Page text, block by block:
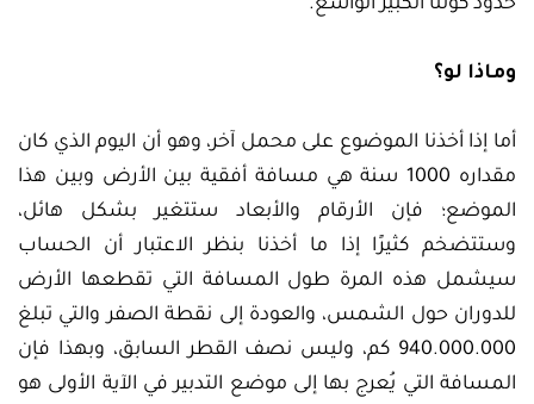
وماذا لو؟
أما إذا أخذنا الموضوع على محمل آخر، وهو أن اليوم الذي كان
مقداره 1000 سنة هي مسافة أفقية بين الأرض وبين هذا
الموضع؛ فإن الأرقام والأبعاد ستتغير بشكل هائل،
وستتضخم كثيرًا إذا ما أخذنا بنظر الاعتبار أن الحساب
سيشمل هذه المرة طول المسافة التي تقطعها الأرض
للدوران حول الشمس، والعودة إلى نقطة الصفر والتي تبلغ
940.000.000 كم، وليس نصف القطر السابق، وبهذا فإن
المسافة التي يُعرج بها إلى موضع التدبير في الآية الأولى هو